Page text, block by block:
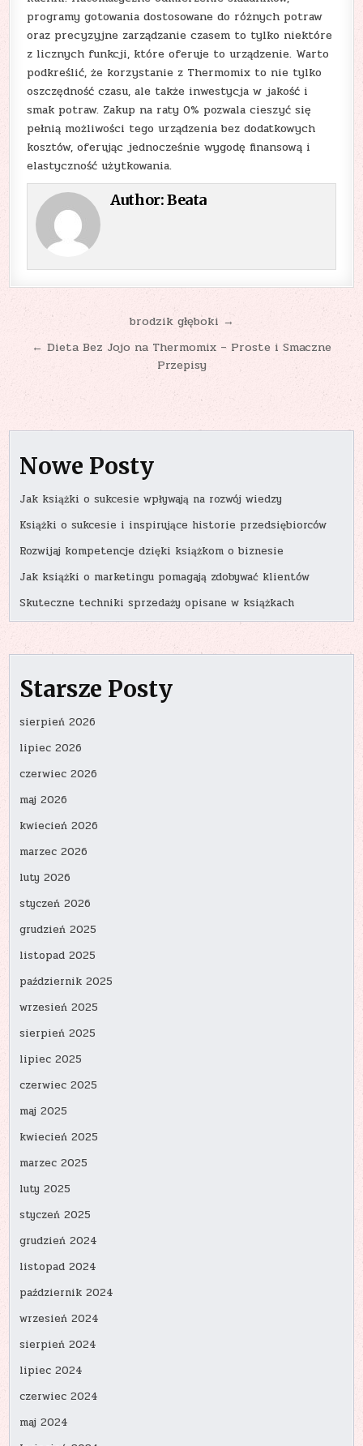
programy gotowania dostosowane do różnych potraw
oraz precyzyjne zarządzanie czasem to tylko niektóre
z licznych funkcji, które oferuje to urządzenie. Warto
podkreślić, że korzystanie z Thermomix to nie tylko
oszczędność czasu, ale także inwestycja w jakość i
smak potraw. Zakup na raty 0% pozwala cieszyć się
pełnią możliwości tego urządzenia bez dodatkowych
kosztów, oferując jednocześnie wygodę finansową i
elastyczność użytkowania.
Author:Beata
Nawigacja
wpisu
brodzik głęboki →
← Dieta Bez Jojo na Thermomix – Proste i Smaczne
Przepisy
Nowe Posty
Jak książki o sukcesie wpływają na rozwój wiedzy
Książki o sukcesie i inspirujące historie przedsiębiorców
Rozwijaj kompetencje dzięki książkom o biznesie
Jak książki o marketingu pomagają zdobywać klientów
Skuteczne techniki sprzedaży opisane w książkach
Starsze Posty
sierpień 2026
lipiec 2026
czerwiec 2026
maj 2026
kwiecień 2026
marzec 2026
luty 2026
styczeń 2026
grudzień 2025
listopad 2025
październik 2025
wrzesień 2025
sierpień 2025
lipiec 2025
czerwiec 2025
maj 2025
kwiecień 2025
marzec 2025
luty 2025
styczeń 2025
grudzień 2024
listopad 2024
październik 2024
wrzesień 2024
sierpień 2024
lipiec 2024
czerwiec 2024
maj 2024